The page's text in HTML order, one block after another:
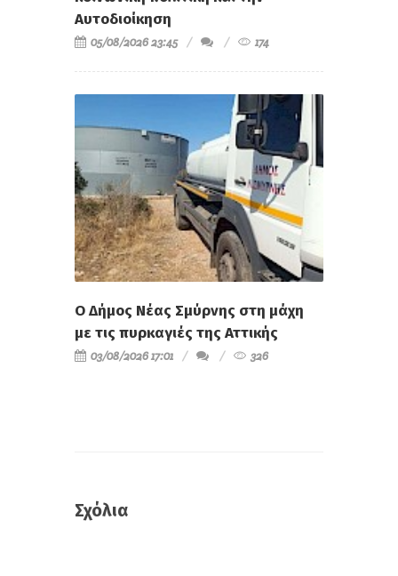
Αυτοδιοίκηση
05/08/2026 23:45 174
Ο Δήμος Νέας Σμύρνης στη μάχη
με τις πυρκαγιές της Αττικής
03/08/2026 17:01 326
Σχόλια